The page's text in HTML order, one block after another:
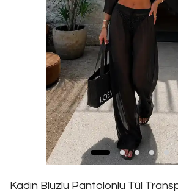
Kadın Bluzlu Pantolonlu Tül